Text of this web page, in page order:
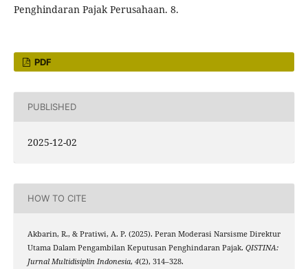
Penghindaran Pajak Perusahaan. 8.
PDF
PUBLISHED
2025-12-02
HOW TO CITE
Akbarin, R., & Pratiwi, A. P. (2025). Peran Moderasi Narsisme Direktur
Utama Dalam Pengambilan Keputusan Penghindaran Pajak. QISTINA:
Jurnal Multidisiplin Indonesia, 4(2), 314–328.